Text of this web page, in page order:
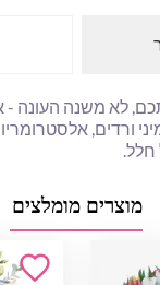
לא משנה העונה -
ורדים,
חלל.
מוצרים מומלצים